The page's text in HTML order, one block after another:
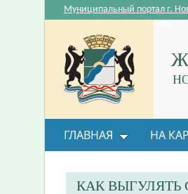
Муниципальный портал г.
ГЛАВНАЯ НА
ОБРАТНАЯ СВЯЗЬ
КАК ВЫГУЛЯТЬ